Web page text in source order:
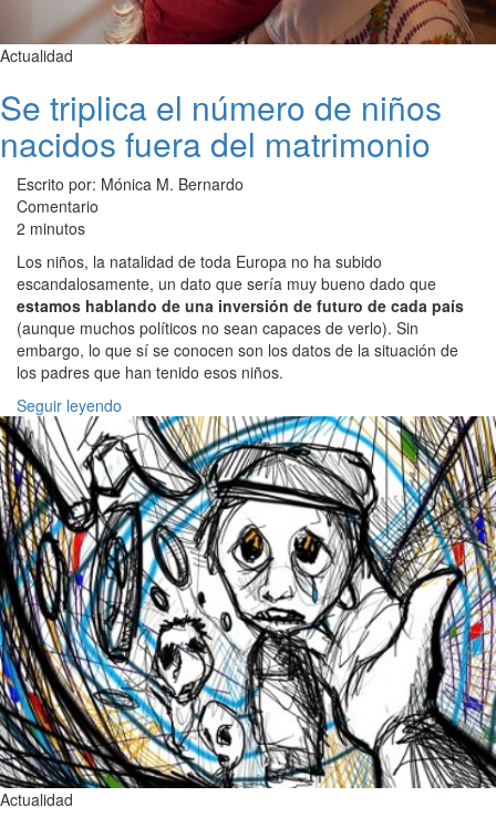
Actualidad
Se triplica el número de niños
nacidos fuera del matrimonio
Escrito por: Mónica M. Bernardo
Comentario
2 minutos
Los niños, la natalidad de toda Europa no ha subido
escandalosamente, un dato que sería muy bueno dado que
estamos hablando de una inversión de futuro de cada país
(aunque muchos políticos no sean capaces de verlo). Sin
embargo, lo que sí se conocen son los datos de la situación de
los padres que han tenido esos niños.
Seguir leyendo
Actualidad